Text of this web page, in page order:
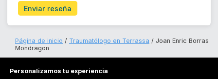
Enviar reseña
Página de inicio Traumatólogo en Terrassa
Joan Enric Borras
Mondragon
Personalizamos tu experiencia